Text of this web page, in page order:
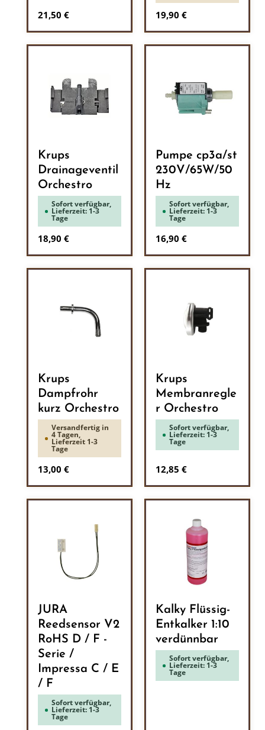
Regulärer Preis:
21,50 € Regulärer Preis:
19,90 €
Krups
Drainageventil
Orchestro
Sofort verfügbar,
Lieferzeit: 1-3
Tage
Regulärer Preis:
18,90 €
Pumpe cp3a/st
230V/65W/50
Hz
Sofort verfügbar,
Lieferzeit: 1-3
Tage
Regulärer Preis:
16,90 €
Krups
Dampfrohr
kurz Orchestro
Versandfertig in
4 Tagen,
Lieferzeit 1-3
Tage
Regulärer Preis:
13,00 €
Krups
Membranregle
r Orchestro
Sofort verfügbar,
Lieferzeit: 1-3
Tage
Regulärer Preis:
12,85 €
JURA
Reedsensor V2
RoHS D / F -
Serie /
Impressa C / E
/ F
Sofort verfügbar,
Lieferzeit: 1-3
Tage
Kalky Flüssig-
Entkalker 1:10
verdünnbar
Sofort verfügbar,
Lieferzeit: 1-3
Tage